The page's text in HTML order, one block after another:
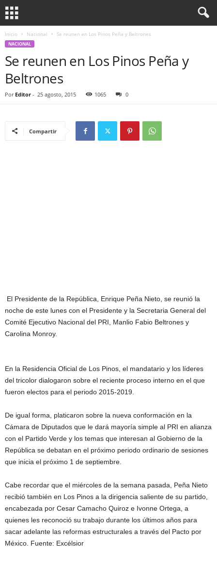
Inicio Nacional Se reunen en Los Pinos Peña y Beltrones
NACIONAL
Se reunen en Los Pinos Peña y
Beltrones
Por Editor - 25 agosto, 2015 1065 0
Compartir
El Presidente de la República, Enrique Peña Nieto, se reunió la
noche de este lunes con el Presidente y la Secretaria General del
Comité Ejecutivo Nacional del PRI, Manlio Fabio Beltrones y
Carolina Monroy.
En la Residencia Oficial de Los Pinos, el mandatario y los líderes
del tricolor dialogaron sobre el reciente proceso interno en el que
fueron electos para el periodo 2015-2019.
De igual forma, platicaron sobre la nueva conformación en la
Cámara de Diputados que le dará mayoría simple al PRI en alianza
con el Partido Verde y los temas que interesan al Gobierno de la
República se debatan en el próximo periodo ordinario de sesiones
que inicia el próximo 1 de septiembre.
Cabe recordar que el miércoles de la semana pasada, Peña Nieto
recibió también en Los Pinos a la dirigencia saliente de su partido,
encabezada por Cesar Camacho Quiroz e Ivonne Ortega, a
quienes les reconoció su trabajo durante los últimos años para
sacar adelante las reformas estructurales a través del Pacto por
México. Fuente: Excélsior